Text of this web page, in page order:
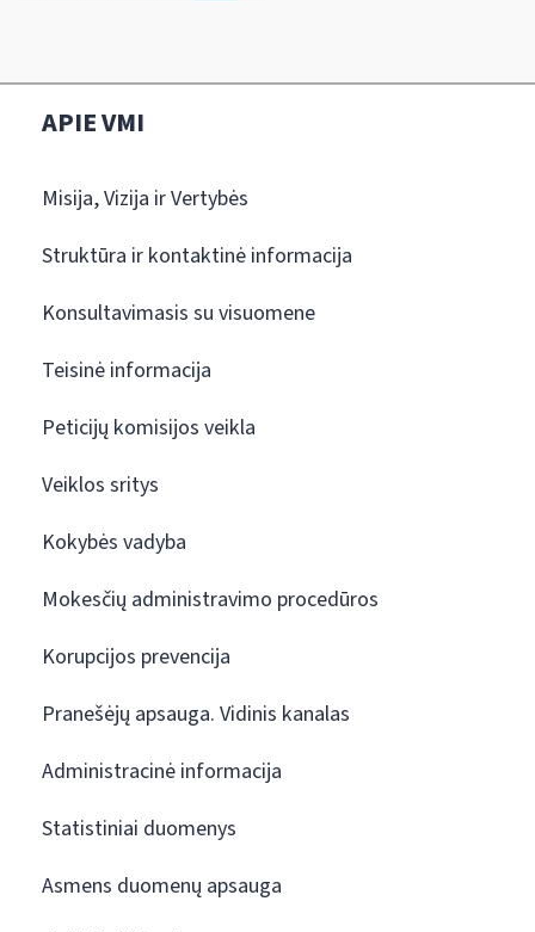
APIE VMI
Misija, Vizija ir Vertybės
Struktūra ir kontaktinė informacija
Konsultavimasis su visuomene
Teisinė informacija
Peticijų komisijos veikla
Veiklos sritys
Kokybės vadyba
Mokesčių administravimo procedūros
Korupcijos prevencija
Pranešėjų apsauga. Vidinis kanalas
Administracinė informacija
Statistiniai duomenys
Asmens duomenų apsauga